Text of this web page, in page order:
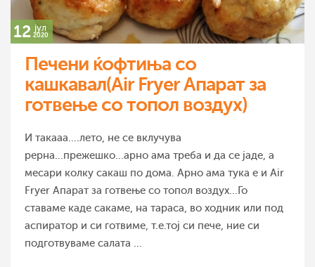
12 јул
2020
Печени ќофтиња со
кашкавал(Air Fryer Апарат за
готвење со топол воздух)
И такааа....лето, не се вклучува
рерна...прежешко...арно ама треба и да се јаде, а
месари колку сакаш по дома. Арно ама тука е и Air
Fryer Апарат за готвење со топол воздух...Го
ставаме каде сакаме, на тараса, во ходник или под
аспиратор и си готвиме, т.е.тој си пече, ние си
подготвуваме салата ...